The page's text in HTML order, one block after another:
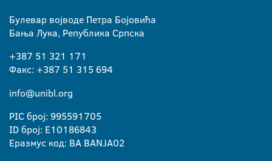
Булевар војводе Петра Бојовића
Бања Лука, Република Српска
+387 51 321 171
Факс: +387 51 315 694
info@unibl.org
PIC број: 995591705
ID број: E10186843
Еразмус код: BA BANJA02